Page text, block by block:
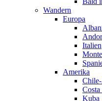
Wandern
Europa
Italien
Amerika
Costa
Kuba